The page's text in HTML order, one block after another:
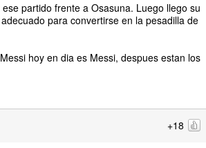
partido frente a Osasuna. Luego llego su
para convertirse en la pesadilla de
hoy en dia es Messi, despues estan los
+18